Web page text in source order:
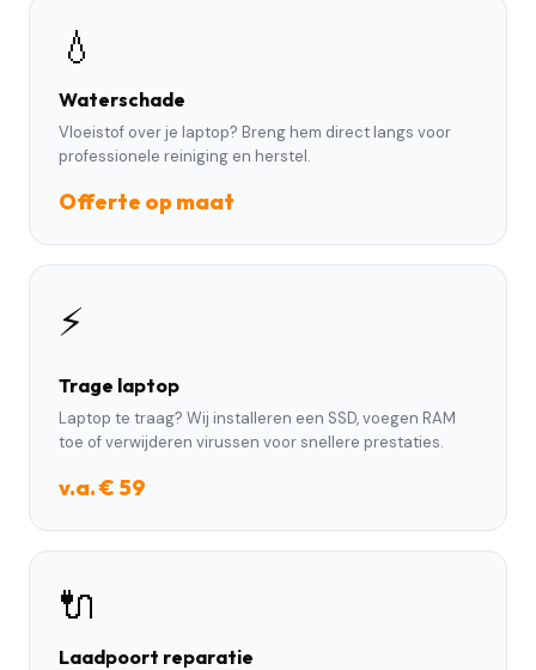
💧
Waterschade
Vloeistof over je laptop? Breng hem direct langs voor
professionele reiniging en herstel.
Offerte op maat
⚡
Trage laptop
Laptop te traag? Wij installeren een SSD, voegen RAM
toe of verwijderen virussen voor snellere prestaties.
v.a. € 59
🔌
Laadpoort reparatie